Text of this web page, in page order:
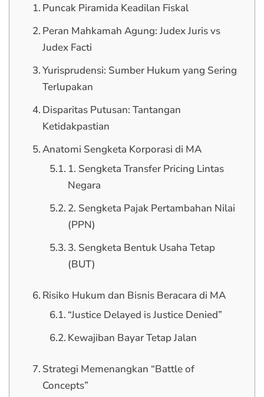
Puncak Piramida Keadilan Fiskal
Peran Mahkamah Agung: Judex Juris vs
Judex Facti
Yurisprudensi: Sumber Hukum yang Sering
Terlupakan
Disparitas Putusan: Tantangan
Ketidakpastian
Anatomi Sengketa Korporasi di MA
1. Sengketa Transfer Pricing Lintas
Negara
2. Sengketa Pajak Pertambahan Nilai
(PPN)
3. Sengketa Bentuk Usaha Tetap
(BUT)
Risiko Hukum dan Bisnis Beracara di MA
“Justice Delayed is Justice Denied”
Kewajiban Bayar Tetap Jalan
Strategi Memenangkan “Battle of
Concepts”